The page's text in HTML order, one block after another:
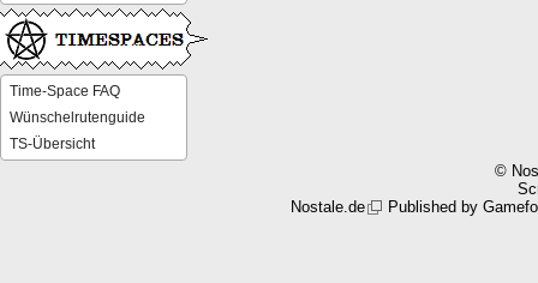
Time-Space FAQ
Wünschelrutenguide
TS-Übersicht
©
Nostale.de
Published by